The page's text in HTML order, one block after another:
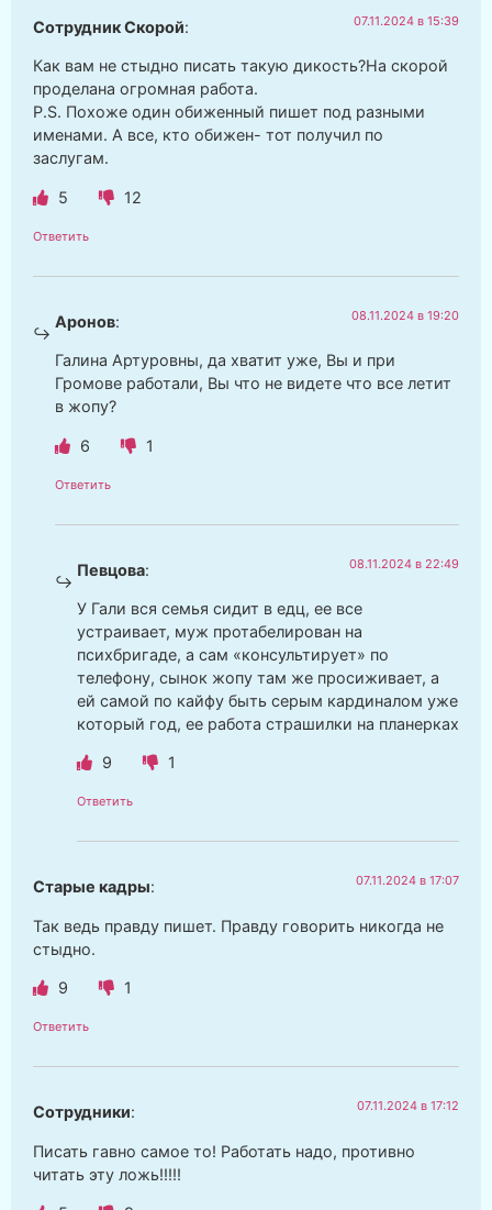
Сотрудник Скорой: 07.11.2024 в 15:39
Как вам не стыдно писать такую дикость?На скорой
проделана огромная работа.
P.S. Похоже один обиженный пишет под разными
именами. А все, кто обижен- тот получил по
заслугам.
5 12
Ответить
Аронов: 08.11.2024 в 19:20
Галина Артуровны, да хватит уже, Вы и при
Громове работали, Вы что не видете что все летит
в жопу?
6 1
Ответить
Певцова: 08.11.2024 в 22:49
У Гали вся семья сидит в едц, ее все
устраивает, муж протабелирован на
психбригаде, а сам «консультирует» по
телефону, сынок жопу там же просиживает, а
ей самой по кайфу быть серым кардиналом уже
который год, ее работа страшилки на планерках
9 1
Ответить
Старые кадры: 07.11.2024 в 17:07
Так ведь правду пишет. Правду говорить никогда не
стыдно.
9 1
Ответить
Сотрудники: 07.11.2024 в 17:12
Писать гавно самое то! Работать надо, противно
читать эту ложь!!!!!